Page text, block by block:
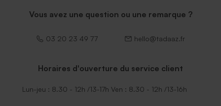
Vous avez une question ou une remarque ?
03 20 23 49 77 hello@tadaaz.fr
Horaires d'ouverture du service client
Lun-jeu : 8.30 - 12h /13-17h Ven : 8.30 - 12h /13-16h